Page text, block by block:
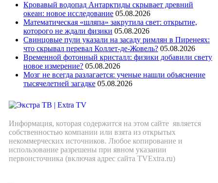
Кровавый водопад Антарктиды скрывает древний
океан: новое исследование 05.08.2026
Математическая «шляпа» закрутила свет: открытие,
которого не ждали физики 05.08.2026
Свинцовые пули указали на засаду римлян в Пиренеях:
что скрывал перевал Коллет-де-Жовель? 05.08.2026
Временной фотонный кристалл: физики добавили свету
новое измерение? 05.08.2026
Мозг не всегда разлагается: ученые нашли объяснение
тысячелетней загадке 05.08.2026
Информация, которая содержится на этом сайте является
собственностью компании или взята из открытых
некоммерческих источников. Любое копирование и
использование разрешены при явном указании
первоисточника (включая адрес сайта TVExtra.ru)